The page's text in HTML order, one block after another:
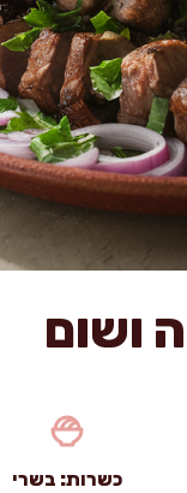
ושום
כשרות: בשרי